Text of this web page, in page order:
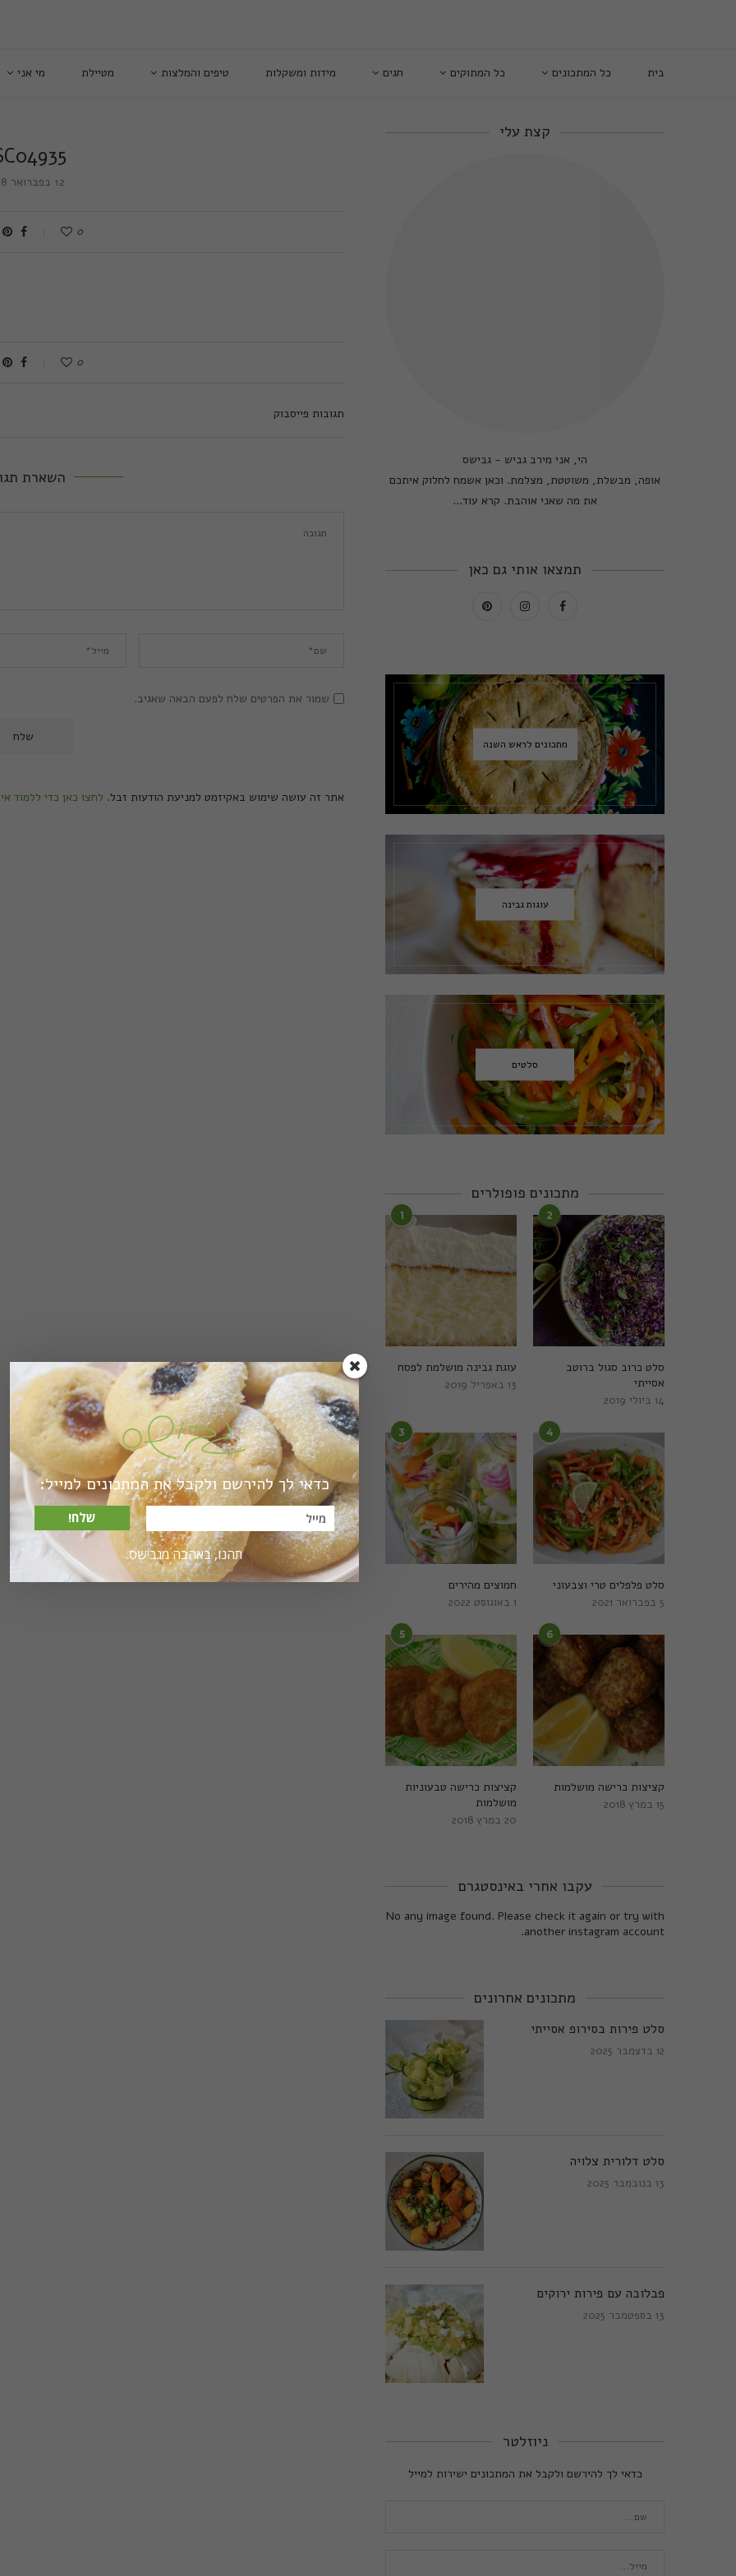
בית כל המתכונים כל המתוקים חגים מידות ומשקלות טיפים והמלצות מטיילת מי אני
12 בפברואר 2018
0
0
תגובות פייסבוק
השארת
שמור את הפרטים שלח לפעם הבאה שאגיב.
אתר זה עושה שימוש באקיזמט למניעת הודעות זבל. לחצו כאן כדי ללמוד
קצת עלי
הי, אני מירב גביש - גבישס
אופה, מבשלת, משוטטת, מצלמת. וכאן אשמח לחלוק איתכם
את מה שאני אוהבת. קרא עוד...
תמצאו אותי גם כאן
מתכונים לראש השנה
עוגות גבינה
סלטים
מתכונים פופולרים
1
עוגת גבינה מושלמת לפסח
13 באפריל 2019
2
סלט כרוב סגול ברוטב
אסייתי
14 ביולי 2019
3
חמוצים מהירים
1 באוגוסט 2022
4
סלט פלפלים טרי וצבעוני
5 בפברואר 2021
5
קציצות כרישה טבעוניות
מושלמות
20 במרץ 2018
6
קציצות כרישה מושלמות
15 במרץ 2018
עקבו אחרי באינסטגרם
No any image found. Please check it again or try with
another instagram account.
מתכונים אחרונים
סלט פירות בסירופ אסייתי
12 בדצמבר 2025
סלט דלורית צלויה
13 בנובמבר 2025
פבלובה עם פירות ירוקים
13 בספטמבר 2025
ניוזלטר
כדאי לך להירשם ולקבל את המתכונים ישירות למייל
כדאי לך להירשם ולקבל את המתכונים למייל:
שלח!
תהנו, באהבה מגבישס.